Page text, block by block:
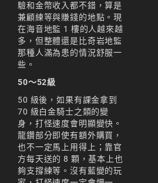
驗和金幣收入都不錯，算是
兼顧練等與賺錢的地點。現
在海音地監 1 樓的人越來越
多，但整體還是比奇岩地監
那種人滿為患的情況舒服一
些。
50～52級
50 級後，如果有課金拿到
70 級白金騎士之類的變
身，打怪速度會明顯變快。
龍鑽部分即使有額外購買，
也不一定馬上用得上；靠官
方每天送的 8 顆，基本上也
夠支撐練等。沒有藍變的玩